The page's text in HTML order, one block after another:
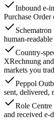
Inbound e-
Purchase
human-
Country-
XRechnung
markets you
Peppol
sent, delivered,
Role
and received e-